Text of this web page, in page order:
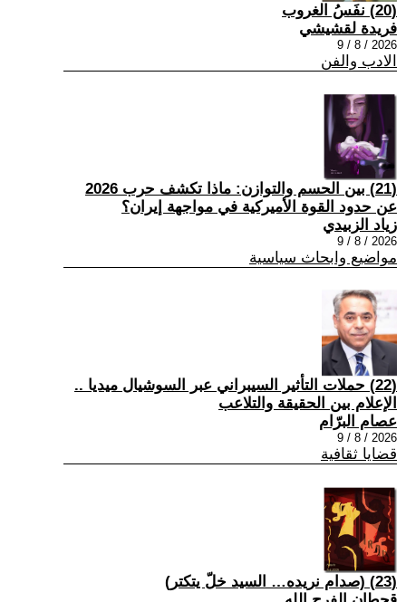
(20) نفَسُ الغروب
فريدة لقشيشي
2026 / 8 / 9
الادب والفن
(21) بين الحسم والتوازن: ماذا تكشف حرب 2026
عن حدود القوة الأميركية في مواجهة إيران؟
زياد الزبيدي
2026 / 8 / 9
مواضيع وابحاث سياسية
(22) حملات التأثير السيبراني عبر السوشيال ميديا ..
الإعلام بين الحقيقة والتلاعب
عصام البرّام
2026 / 8 / 9
قضايا ثقافية
(23) (صدام نريده… السيد خلّ يتكتر)